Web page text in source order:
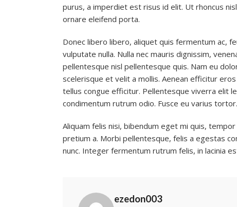
purus, a imperdiet est risus id elit. Ut rhoncus
ornare eleifend porta.
Donec libero libero, aliquet quis fermentum ac,
vulputate nulla. Nulla nec mauris dignissim,
pellentesque nisl pellentesque quis. Nam eu
scelerisque et velit a mollis. Aenean efficitur
tellus congue efficitur. Pellentesque viverra elit
condimentum rutrum odio. Fusce eu varius
Aliquam felis nisi, bibendum eget mi quis,
pretium a. Morbi pellentesque, felis a egestas
nunc. Integer fermentum rutrum felis, in lacinia
ezedon003